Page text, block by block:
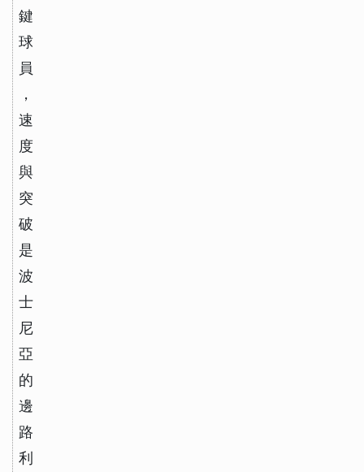
鍵
球
員
，
速
度
與
突
破
是
波
士
尼
亞
的
邊
路
利